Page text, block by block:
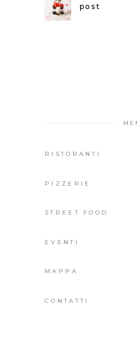
post
RISTORANTI
PIZZERIE
STREET FOOD
EVENTI
MAPPA
CONTATTI